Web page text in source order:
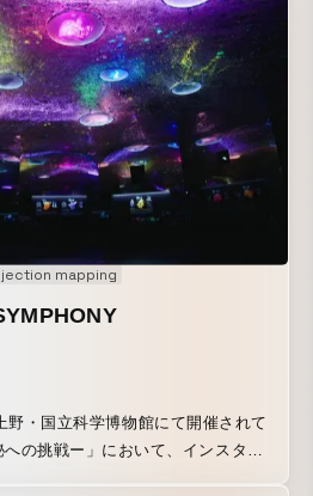
、モノに新たな価値を見出し、そ
っていくストーリーを、実際のア
いています。
mapping
・国立科学博物館にて開催されて
の挑戦ー」において、インスタレ